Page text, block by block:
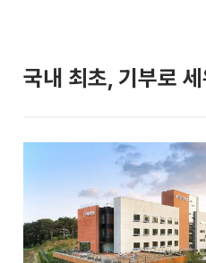
국내 최초, 기부로